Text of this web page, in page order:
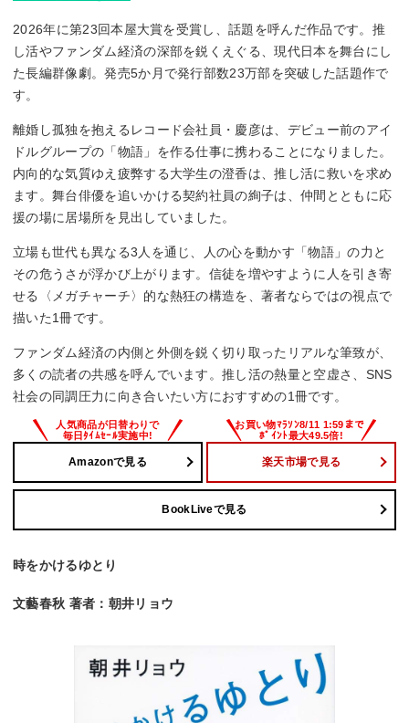
2026年に第23回本屋大賞を受賞し、話題を呼んだ作品です。推
し活やファンダム経済の深部を鋭くえぐる、現代日本を舞台にし
た長編群像劇。発売5か月で発行部数23万部を突破した話題作で
す。
離婚し孤独を抱えるレコード会社員・慶彦は、デビュー前のアイ
ドルグループの「物語」を作る仕事に携わることになりました。
内向的な気質ゆえ疲弊する大学生の澄香は、推し活に救いを求め
ます。舞台俳優を追いかける契約社員の絢子は、仲間とともに応
援の場に居場所を見出していました。
立場も世代も異なる3人を通じ、人の心を動かす「物語」の力と
その危うさが浮かび上がります。信徒を増やすように人を引き寄
せる〈メガチャーチ〉的な熱狂の構造を、著者ならではの視点で
描いた1冊です。
ファンダム経済の内側と外側を鋭く切り取ったリアルな筆致が、
多くの読者の共感を呼んでいます。推し活の熱量と空虚さ、SNS
社会の同調圧力に向き合いたい方におすすめの1冊です。
Amazonで見る 楽天市場で見る
BookLiveで見る
時をかけるゆとり
文藝春秋 著者：朝井リョウ